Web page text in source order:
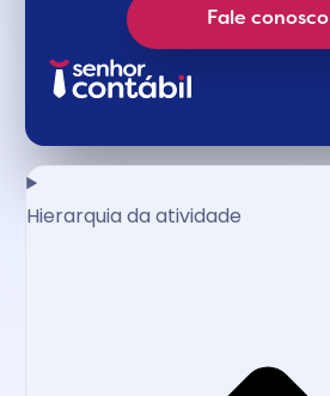
Fale conosco
Hierarquia da atividade